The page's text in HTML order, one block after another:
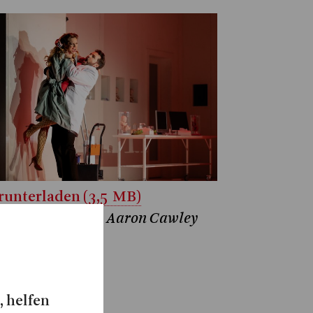
(3,5 MB)
Fleur Werner, Aaron Cawley
helfen